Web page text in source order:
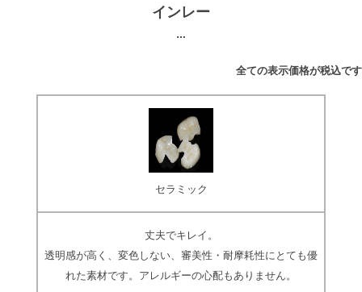
インレー
全ての表示価格が税込です
セラミック
丈夫でキレイ。
透明感が高く、変色しない、審美性・耐摩耗性にとても優
れた素材です。アレルギーの心配もありません。